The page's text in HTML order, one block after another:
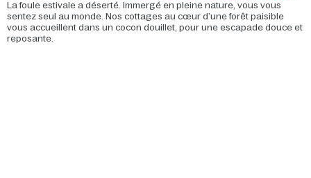
La foule estivale a déserté. Immergé en pleine nature, vous vous
sentez seul au monde. Nos cottages au cœur d’une forêt paisible
vous accueillent dans un cocon douillet, pour une escapade douce et
reposante.